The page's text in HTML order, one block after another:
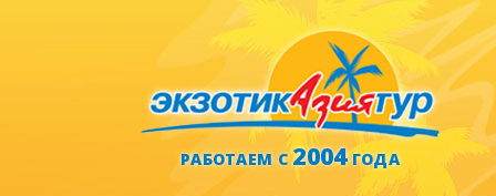
РАБОТАЕМ С2004ГОДА